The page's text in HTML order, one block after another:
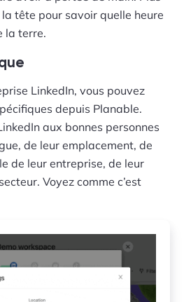
tête pour savoir quelle heure
la terre.
LinkedIn, vous pouvez
depuis Planable.
aux bonnes personnes
de leur emplacement, de
de leur entreprise, de leur
Voyez comme c’est